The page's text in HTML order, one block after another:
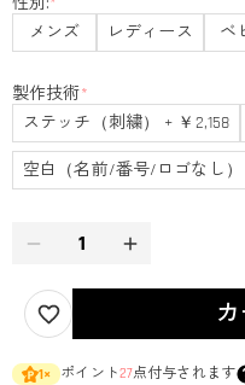
メンズ
レディース ベ
製作技術*
ステッチ（刺繍） + ￥2,158
空白（名前/番号/ロゴなし）
1× ポイント27点付与されます